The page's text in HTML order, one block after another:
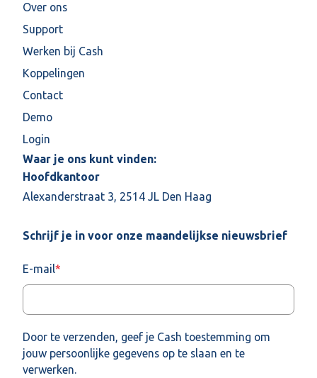
Schrijf je in voor onze maandelijkse nieuwsbrief
E-mail *
Door te verzenden, geef je Cash toestemming om
jouw persoonlijke gegevens op te slaan en te
verwerken.
Over ons
Support
Werken bij Cash
Koppelingen
Contact
Demo
Login
Waar je ons kunt vinden:
Hoofdkantoor
Alexanderstraat 3, 2514 JL Den Haag